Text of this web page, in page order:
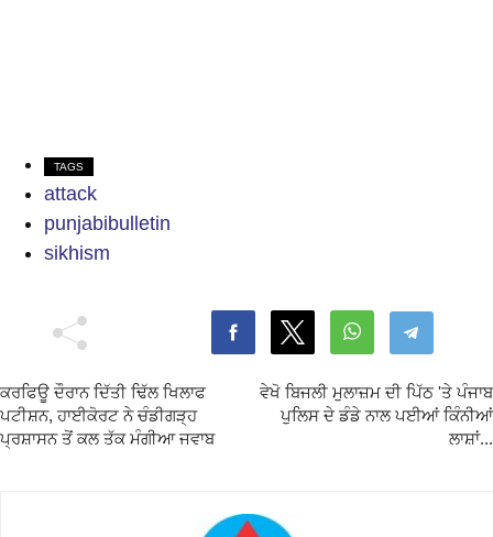
TAGS
attack
punjabibulletin
sikhism
ਕਰਫਿਊ ਦੌਰਾਨ ਦਿੱਤੀ ਢਿੱਲ ਖਿਲਾਫ
ਪਟੀਸ਼ਨ, ਹਾਈਕੋਰਟ ਨੇ ਚੰਡੀਗੜ੍ਹ
ਪ੍ਰਸ਼ਾਸਨ ਤੋਂ ਕਲ ਤੱਕ ਮੰਗੀਆ ਜਵਾਬ
ਵੇਖੋ ਬਿਜਲੀ ਮੁਲਾਜ਼ਮ ਦੀ ਪਿੱਠ 'ਤੇ ਪੰਜਾਬ
ਪੁਲਿਸ ਦੇ ਡੰਡੇ ਨਾਲ ਪਈਆਂ ਕਿੰਨੀਆਂ
ਲਾਸ਼ਾਂ...